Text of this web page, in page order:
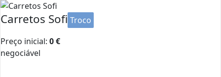
Carretos Sofi Troco
Preço inicial: 0€
negociável